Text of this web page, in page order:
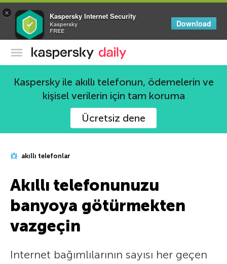
× Kaspersky Internet Security
Kaspersky
FREE
Download
Kaspersky Resmi Blogu
Kaspersky ile akıllı telefonun, ödemelerin ve
kişisel verilerin için tam koruma
Ücretsiz dene
akıllı telefonlar
Akıllı telefonunuzu
banyoya götürmekten
vazgeçin
Internet bağımlılarının sayısı her geçen